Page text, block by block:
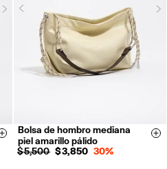
Next
Size & Add
Previous
Bolsa de hombro mediana
piel amarillo pálido
$ 5,500 $ 3,850 30%